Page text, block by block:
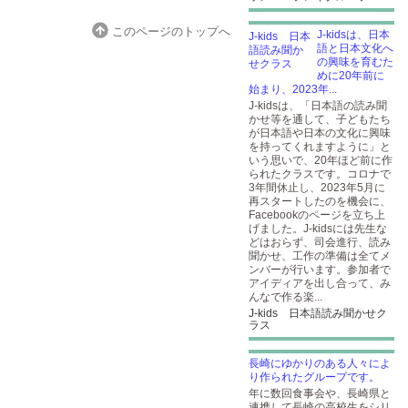
このページのトップへ
J-kidsは、日本
語と日本文化へ
の興味を育むた
めに20年前に
始まり、2023年...
J-kidsは、「日本語の読み聞
かせ等を通して、子どもたち
が日本語や日本の文化に興味
を持ってくれますように」と
いう思いで、20年ほど前に作
られたクラスです。コロナで
3年間休止し、2023年5月に
再スタートしたのを機会に、
Facebookのページを立ち上
げました。J-kidsには先生な
どはおらず、司会進行、読み
聞かせ、工作の準備は全てメ
ンバーが行います。参加者で
アイディアを出し合って、み
んなで作る楽...
J-kids 日本語読み聞かせク
ラス
長崎にゆかりのある人々によ
り作られたグループです。
年に数回食事会や、長崎県と